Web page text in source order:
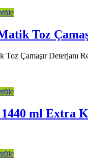
Toz
Toz Çamaşır Deterjanı
ml Extra